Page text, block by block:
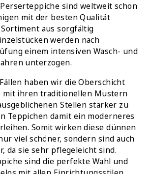
sind weltweit schon
mit der besten Qualität
aus sorgfältig
werden nach
einem intensiven Wasch- und
unterzogen.
haben wir die Oberschicht
mit ihren traditionellen Mustern
Stellen stärker zu
Teppichen damit ein moderneres
Somit wirken diese dünnen
viel schöner, sondern sind auch
da sie sehr pflegeleicht sind.
sind die perfekte Wahl und